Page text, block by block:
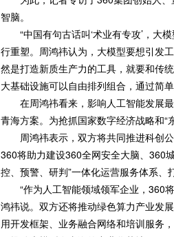
智脑。
“中国有句古话叫‘术业有专攻’，大
行重塑。周鸿祎认为，大模型要想引发
然是打造新质生产力的工具，就要和传
大基础设施可以自由排列组合，通过简
在周鸿祎看来，影响人工智能发展最
青海方案。为抢抓国家数字经济战略和“
周鸿祎表示，双方将共同推进科创公
360将助力建设360全网安全大脑、360
控、预警、研判”一体化运营服务体系、
“作为人工智能领域领军企业，360将
鸿祎说。双方还将推动绿色算力产业发
用开发框架、业务融合网络和培训服务